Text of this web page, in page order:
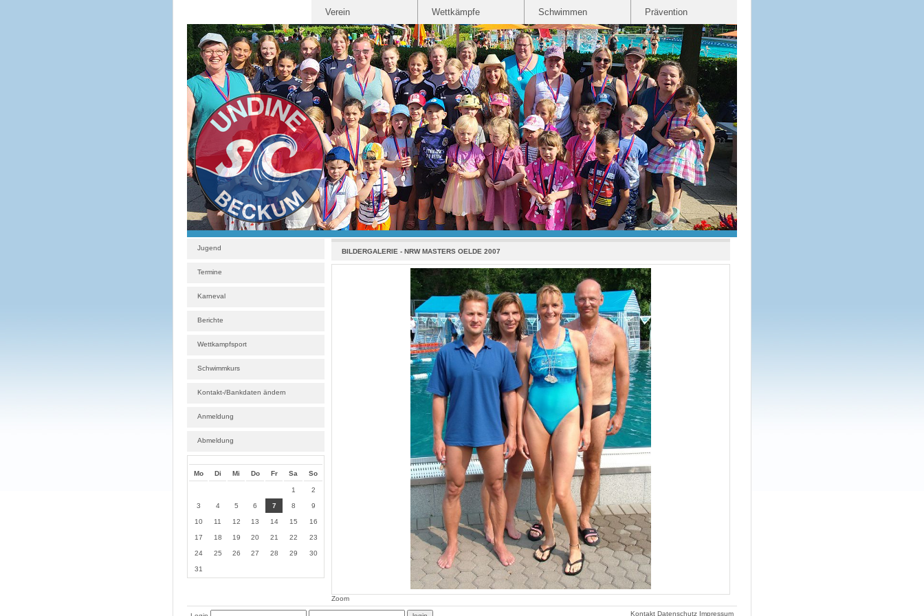
Verein Wettkämpfe Schwimmen Prävention
Jugend
Termine
Karneval
Berichte
Wettkampfsport
Schwimmkurs
Kontakt-/Bankdaten ändern
Anmeldung
Abmeldung
Mo Di Mi Do Fr Sa So
1 2
3 4 5 6 7 8 9
10 11 12 13 14 15 16
17 18 19 20 21 22 23
24 25 26 27 28 29 30
31
BILDERGALERIE - NRW MASTERS OELDE 2007
Zoom
Kontakt Datenschutz Impressum